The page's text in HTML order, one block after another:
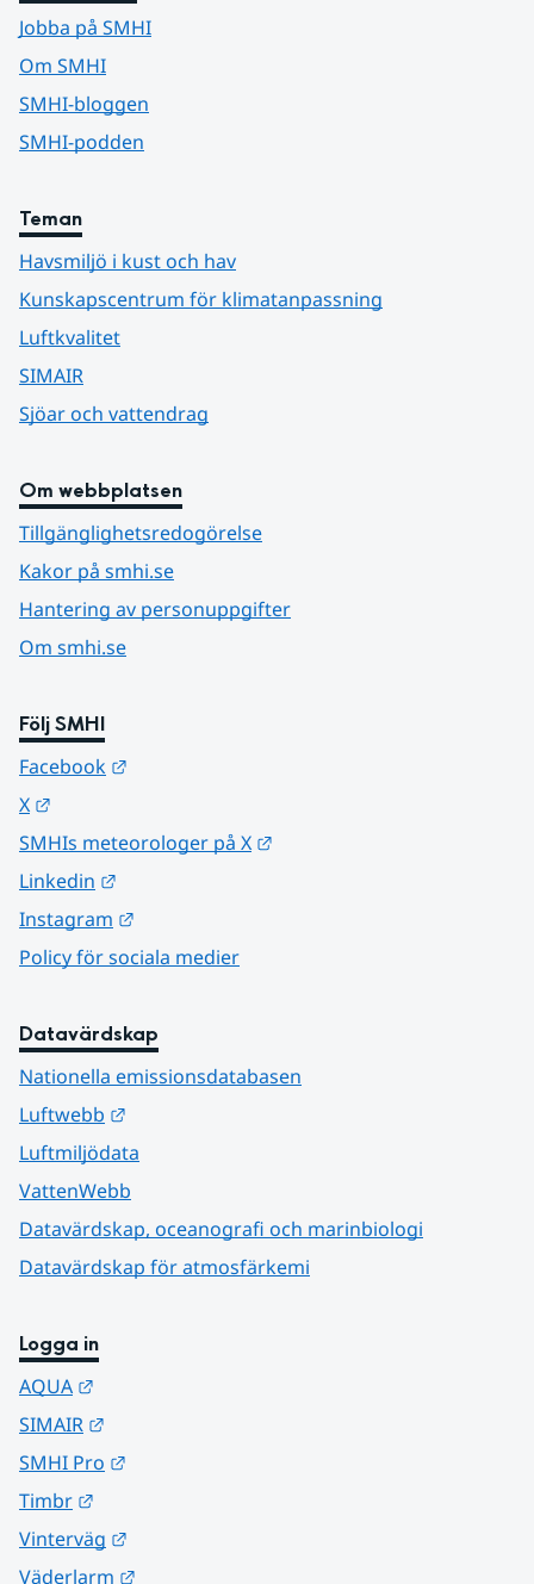
Jobba på SMHI
Om SMHI
SMHI-bloggen
SMHI-podden
Teman
Havsmiljö i kust och hav
Kunskapscentrum för klimatanpassning
Luftkvalitet
SIMAIR
Sjöar och vattendrag
Om webbplatsen
Tillgänglighetsredogörelse
Kakor på smhi.se
Hantering av personuppgifter
Om smhi.se
Följ SMHI
Facebook
X
SMHIs meteorologer på X
Linkedin
Instagram
Policy för sociala medier
Datavärdskap
Nationella emissionsdatabasen
Luftwebb
Luftmiljödata
VattenWebb
Datavärdskap, oceanografi och marinbiologi
Datavärdskap för atmosfärkemi
Logga in
AQUA
SIMAIR
SMHI Pro
Timbr
Vinterväg
Väderlarm